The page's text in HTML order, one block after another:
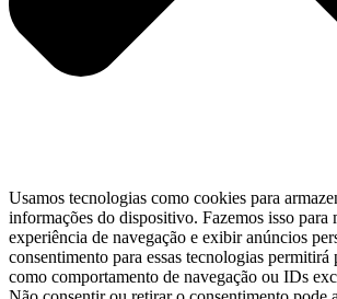
Usamos tecnologias como cookies para
informações do dispositivo. Fazemos isso para
experiência de navegação e exibir anúncios
consentimento para essas tecnologias permitirá
como comportamento de navegação ou IDs